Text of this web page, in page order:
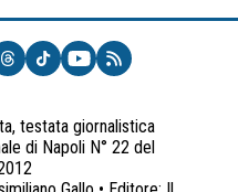
testata giornalistica
di Napoli N° 22 del